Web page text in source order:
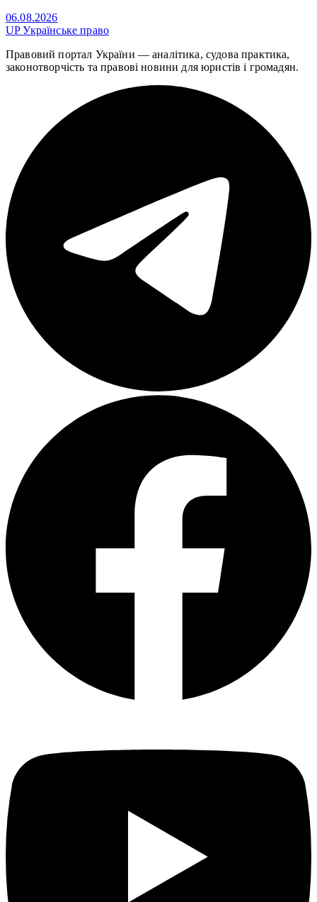
06.08.2026
UPУкраїнське право
Правовий портал України — аналітика, судова практика,
законотворчість та правові новини для юристів і громадян.